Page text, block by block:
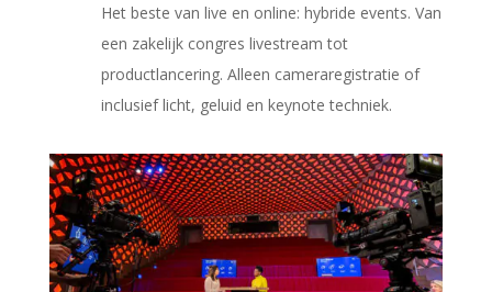
Het beste van live en online: hybride events. Van
een zakelijk congres livestream tot
productlancering. Alleen cameraregistratie of
inclusief licht, geluid en keynote techniek.